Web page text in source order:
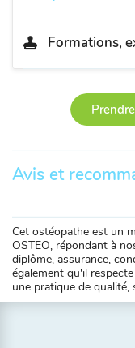
Formations,
Avis et
Cet ostéopathe est un
OSTEO, répondant à
diplôme, assurance,
également qu'il
une pratique de qualité,